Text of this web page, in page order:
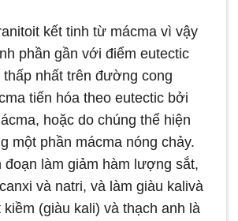
kết tinh từ mácma vì vậy
phần gần với điểm eutectic
thấp nhất trên đường cong
tiến hóa theo eutectic bởi
hoặc do chúng thể hiện
một phần mácma nóng chảy.
đoạn làm giảm hàm lượng sắt,
và natri, và làm giàu kalivà
kiềm (giàu kali) và thạch anh là